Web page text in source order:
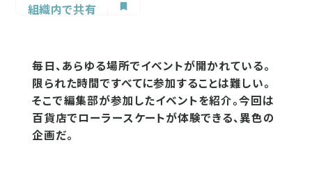
組織内で共有
毎日、あらゆる場所でイベントが開かれている。
限られた時間ですべてに参加することは難しい。
そこで編集部が参加したイベントを紹介。今回は
百貨店でローラースケートが体験できる、異色の
企画だ。